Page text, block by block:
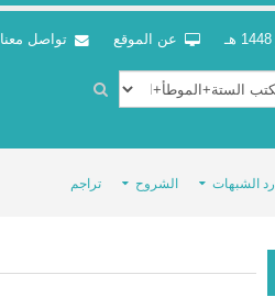
عن الموقع تواصل معنا
رد الشبهات الشروح تراجم